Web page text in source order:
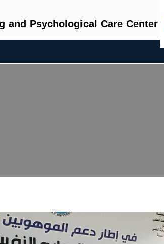
and Psychological Care Center